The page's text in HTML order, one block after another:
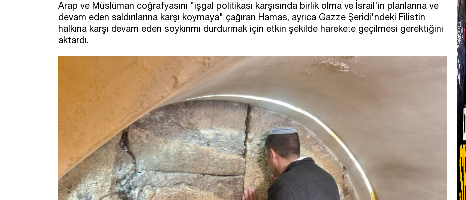
Arap ve Müslüman coğrafyasını "işgal politikası karşısında birlik olma ve İsrail'in planlarına ve
devam eden saldırılarına karşı koymaya" çağıran Hamas, ayrıca Gazze Şeridi'ndeki Filistin
halkına karşı devam eden soykırımı durdurmak için etkin şekilde harekete geçilmesi gerektiğini
aktardı.